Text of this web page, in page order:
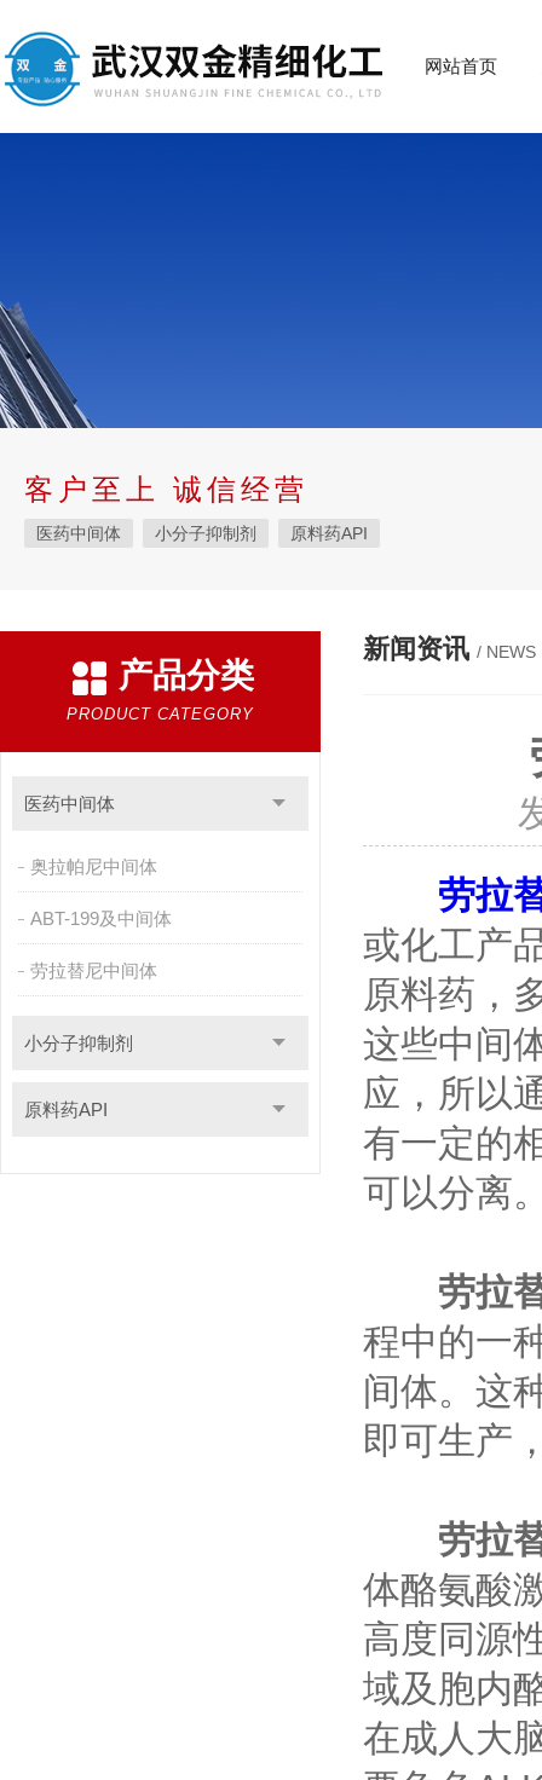
网站首页
客户至上 诚信经营
医药中间体 小分子抑制剂 原料药API
产品分类
PRODUCT CATEGORY
医药中间体
奥拉帕尼中间体
ABT-199及中间体
劳拉替尼中间体
小分子抑制剂
原料药API
新闻资讯 / NEWS
劳拉
或化工产
原料药，
这些中间
应，所以
有一定的
可以分离
劳拉
程中的一
间体。这
即可生产
劳拉
体酪氨酸
高度同源
域及胞内
在成人大